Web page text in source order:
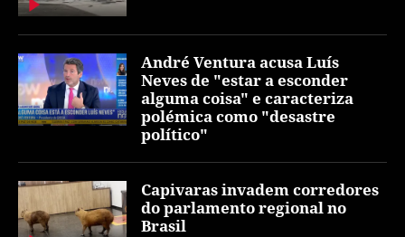
André Ventura acusa Luís
Neves de "estar a esconder
alguma coisa" e caracteriza
polémica como "desastre
político"
Capivaras invadem corredores
do parlamento regional no
Brasil